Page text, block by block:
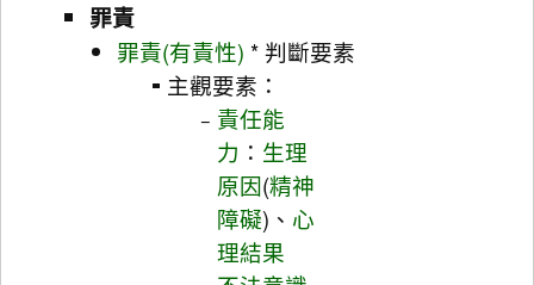
罪責
罪責(有責性) * 判斷要素
主觀要素：
責任能
力 ： 生理
原因(精神
障礙)、 心
理結果